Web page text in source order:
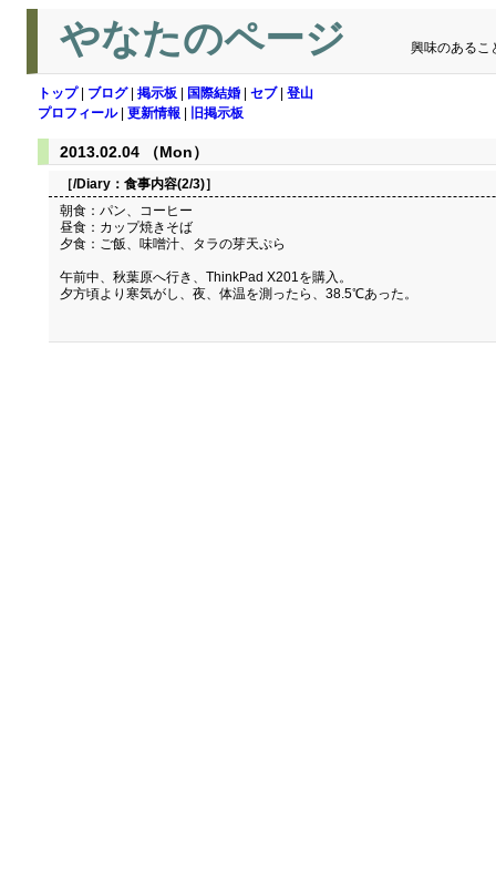
やなたのページ 興味のあるこ
トップ| ブログ| 掲示板 国際結婚 セブ| 登山
プロフィール| 更新情報 旧掲示板
2013.02.04 （Mon）
［/Diary： 食事内容(2/3)］
朝食：パン、コーヒー
昼食：カップ焼きそば
夕食：ご飯、味噌汁、タラの芽天ぷら
午前中、秋葉原へ行き、ThinkPad X201を購入。
夕方頃より寒気がし、夜、体温を測ったら、38.5℃あった。